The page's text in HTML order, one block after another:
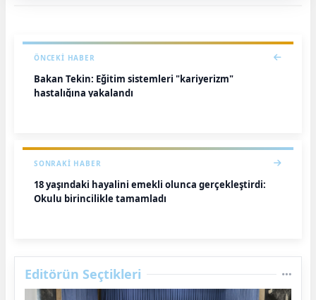
ÖNCEKI HABER
Bakan Tekin: Eğitim sistemleri "kariyerizm"
hastalığına yakalandı
SONRAKI HABER
18 yaşındaki hayalini emekli olunca gerçekleştirdi:
Okulu birincilikle tamamladı
Editörün Seçtikleri